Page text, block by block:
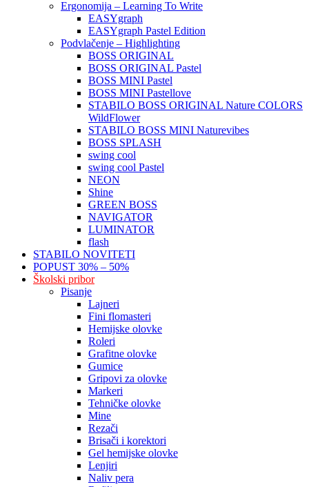
Ergonomija – Learning To Write
EASYgraph
EASYgraph Pastel Edition
Podvlačenje – Highlighting
BOSS ORIGINAL
BOSS ORIGINAL Pastel
BOSS MINI Pastel
BOSS MINI Pastellove
STABILO BOSS ORIGINAL Nature COLORS
WildFlower
STABILO BOSS MINI Naturevibes
BOSS SPLASH
swing cool
swing cool Pastel
NEON
Shine
GREEN BOSS
NAVIGATOR
LUMINATOR
flash
STABILO NOVITETI
POPUST 30% – 50%
Školski pribor
Pisanje
Lajneri
Fini flomasteri
Hemijske olovke
Roleri
Grafitne olovke
Gumice
Gripovi za olovke
Markeri
Tehničke olovke
Mine
Rezači
Brisači i korektori
Gel hemijske olovke
Lenjiri
Naliv pera